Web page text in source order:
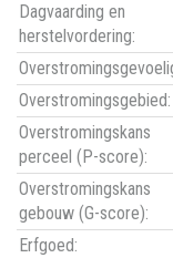
Dagvaarding en
herstelvordering:
Overstromingsgebied:
Overstromingskans
perceel (P-score):
Overstromingskans
gebouw (G-score):
Erfgoed: